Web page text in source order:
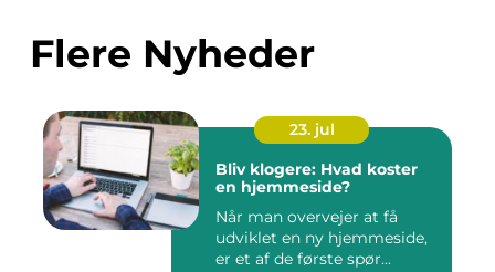
Flere Nyheder
23. jul
Bliv klogere: Hvad koster
en hjemmeside?
Når man overvejer at få
udviklet en ny hjemmeside,
er et af de første spør...